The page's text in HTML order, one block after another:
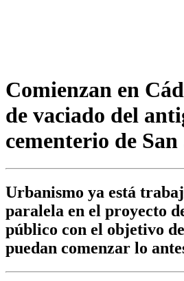
Comienzan en
de vaciado del
cementerio de San
Urbanismo ya está
paralela en el proyecto
público con el objetivo
puedan comenzar lo